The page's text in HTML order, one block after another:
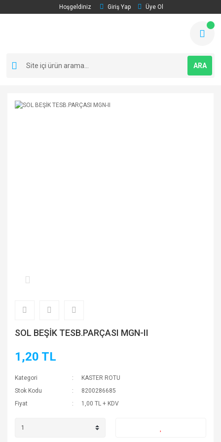
Hoşgeldiniz Giriş Yap Üye Ol
ARA
SOL BEŞİK TESB.PARÇASI MGN-II
1,20 TL
Kategori
KASTER ROTU
Stok Kodu
8200286685
Fiyat
1,00 TL + KDV